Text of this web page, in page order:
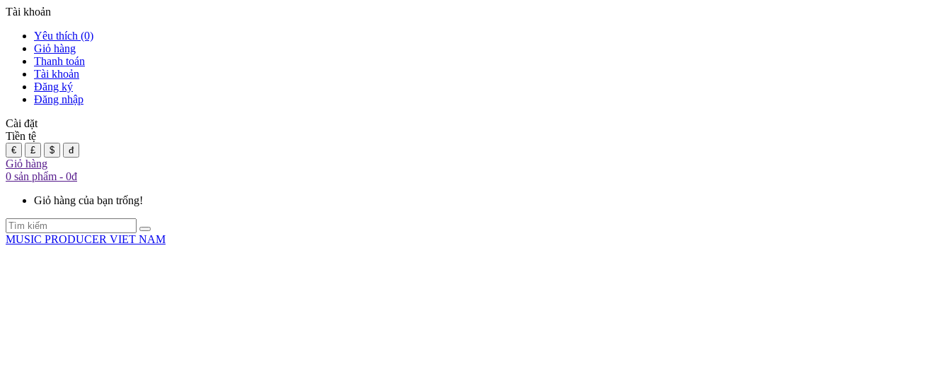
Tài khoản
Yêu thích (0)
Giỏ hàng
Thanh toán
Tài khoản
Đăng ký
Đăng nhập
Cài đặt
Tiền tệ
€ £ $ đ
Giỏ hàng
0 sản phẩm - 0đ
Giỏ hàng của bạn trống!
MUSIC PRODUCER VIET NAM